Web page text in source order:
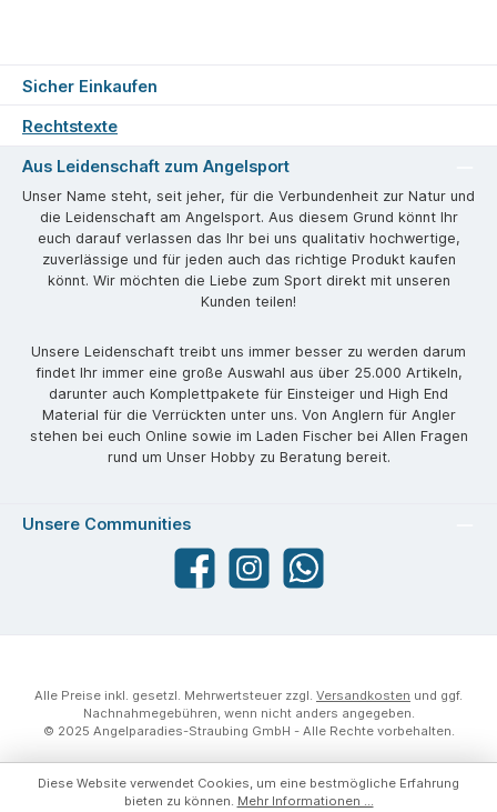
Sicher Einkaufen
Rechtstexte
Aus Leidenschaft zum Angelsport
Unser Name steht, seit jeher, für die Verbundenheit zur Natur und
die Leidenschaft am Angelsport. Aus diesem Grund könnt Ihr
euch darauf verlassen das Ihr bei uns qualitativ hochwertige,
zuverlässige und für jeden auch das richtige Produkt kaufen
könnt. Wir möchten die Liebe zum Sport direkt mit unseren
Kunden teilen!
Unsere Leidenschaft treibt uns immer besser zu werden darum
findet Ihr immer eine große Auswahl aus über 25.000 Artikeln,
darunter auch Komplettpakete für Einsteiger und High End
Material für die Verrückten unter uns. Von Anglern für Angler
stehen bei euch Online sowie im Laden Fischer bei Allen Fragen
rund um Unser Hobby zu Beratung bereit.
Unsere Communities
Facebook angelparadiesstraubing
WhatsApp
Alle Preise inkl. gesetzl. Mehrwertsteuer zzgl. Versandkosten und ggf.
Nachnahmegebühren, wenn nicht anders angegeben.
© 2025 Angelparadies-Straubing GmbH - Alle Rechte vorbehalten.
Diese Website verwendet Cookies, um eine bestmögliche Erfahrung
bieten zu können. Mehr Informationen ...